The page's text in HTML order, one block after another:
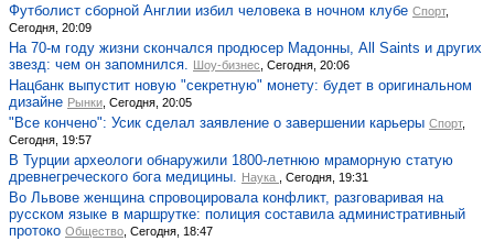
Футболист сборной Англии избил человека в ночном клубе Спорт,
Сегодня, 20:09
На 70-м году жизни скончался продюсер Мадонны, All Saints и других
звезд: чем он запомнился.
Шоу-бизнес , Сегодня, 20:06
Нацбанк выпустит новую "секретную" монету: будет в оригинальном
дизайне Рынки , Сегодня, 20:05
"Все кончено": Усик сделал заявление о завершении карьеры Спорт,
Сегодня, 19:57
В Турции археологи обнаружили 1800-летнюю мраморную статую
древнегреческого бога медицины.
Наука , Сегодня, 19:31
Во Львове женщина спровоцировала конфликт, разговаривая на
русском языке в маршрутке: полиция составила административный
протоко Общество , Сегодня, 18:47